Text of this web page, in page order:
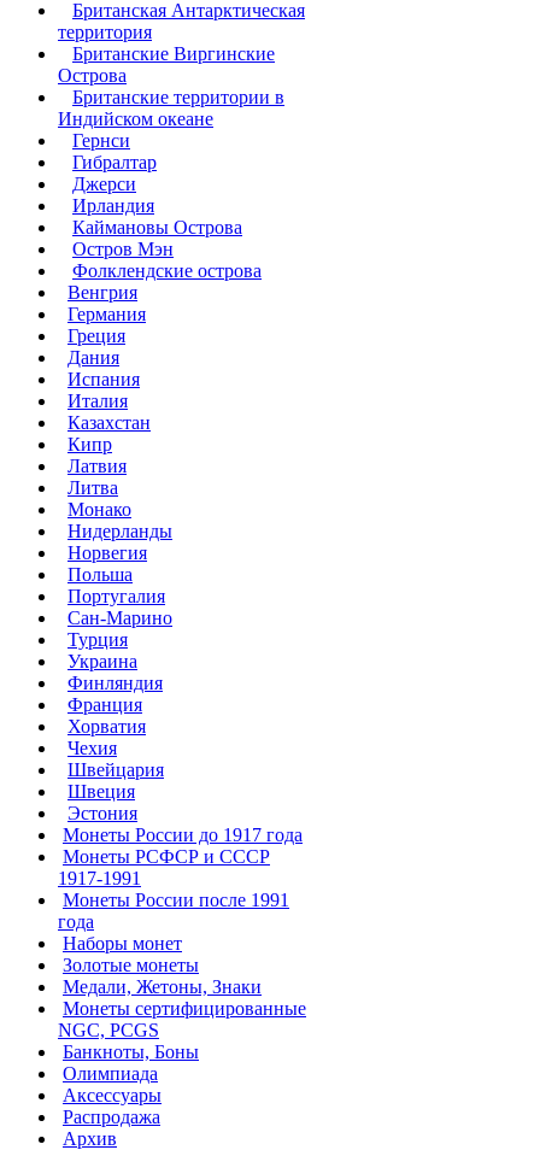
Британская Антарктическая
территория
Британские Виргинские
Острова
Британские территории в
Индийском океане
Гернси
Гибралтар
Джерси
Ирландия
Каймановы Острова
Остров Мэн
Фолклендские острова
Венгрия
Германия
Греция
Дания
Испания
Италия
Казахстан
Кипр
Латвия
Литва
Монако
Нидерланды
Норвегия
Польша
Португалия
Сан-Марино
Турция
Украина
Финляндия
Франция
Хорватия
Чехия
Швейцария
Швеция
Эстония
Монеты России до 1917 года
Монеты РСФСР и СССР
1917-1991
Монеты России после 1991
года
Наборы монет
Золотые монеты
Медали, Жетоны, Знаки
Монеты сертифицированные
NGC, PCGS
Банкноты, Боны
Олимпиада
Аксессуары
Распродажа
Архив